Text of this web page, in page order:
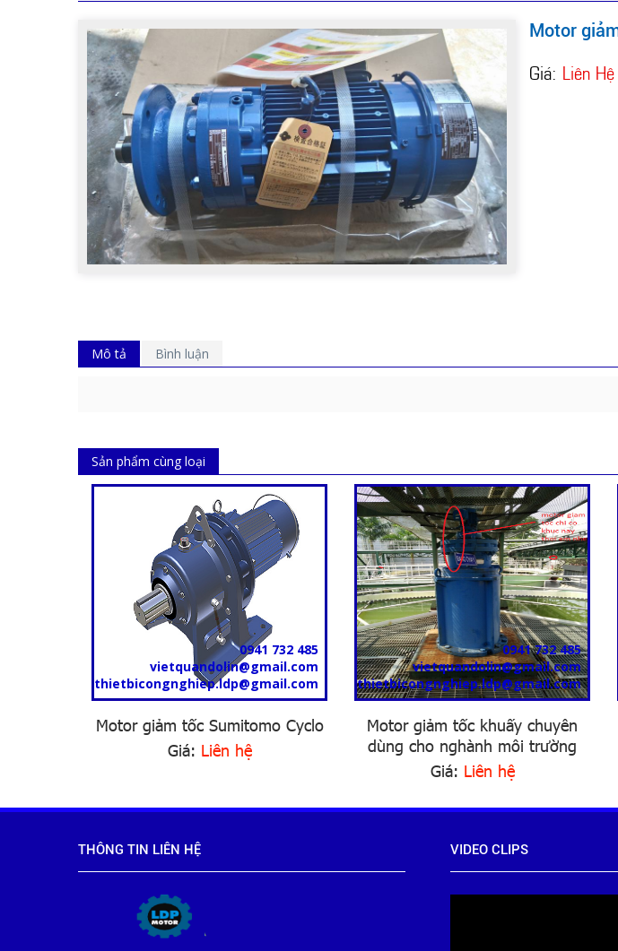
Motor
Giá: Liên Hệ
Mô tả Bình luận
Sản phẩm cùng loại
0941 732 485
vietquandolin@gmail.com
thietbicongnghiep.ldp@gmail.com
Motor giảm tốc Sumitomo Cyclo
Giá: Liên hệ
0941 732 485
vietquandolin@gmail.com
thietbicongnghiep.ldp@gmail.com
Motor giảm tốc khuấy chuyên
dùng cho nghành môi trường
Giá: Liên hệ
THÔNG TIN LIÊN HỆ VIDEO CLIPS